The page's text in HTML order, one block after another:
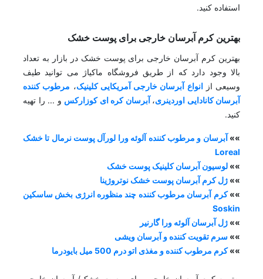
استفاده کنید.
بهترین کرم آبرسان خارجی برای پوست خشک
بهترین کرم آبرسان خارجی برای پوست خشک در بازار به تعداد
بالا وجود دارد که از طریق فروشگاه ماکیاژ می توانید طیف
وسیعی ازانواع آبرسان خارجی آمریکایی کلینیک، مرطوب کننده
آبرسان کانادایی اوردینری، آبرسان کره ای کوزارکس و ... را تهیه
کنید.
»»آبرسان و مرطوب کننده آلوئه ورا لورآل پوست نرمال تا خشک
Loreal
»» لوسیون آبرسان کلینیک پوست خشک
»» ژل کرم آبرسان پوست خشک نوتروژینا
»»کرم آبرسان مرطوب کننده چند منظوره انرژی بخش ساسکین
Soskin
»» ژل آبرسان آلوئه ورا گارنیر
»» سرم تقویت کننده و آبرسان ویشی
»»کرم مرطوب کننده و مغذی اتو درم 500 میل بایودرما